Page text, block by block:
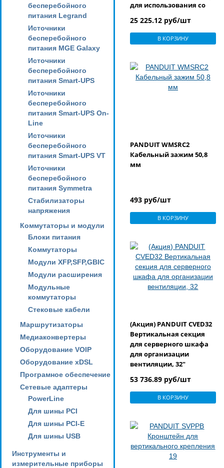
бесперебойного
питания Legrand
Источники
бесперебойного
питания MGE Galaxy
Источники
бесперебойного
питания Smart-UPS
Источники
бесперебойного
питания Smart-UPS On-
Line
Источники
бесперебойного
питания Smart-UPS VT
Источники
бесперебойного
питания Symmetra
Стабилизаторы
напряжения
Коммутаторы и модули
Блоки питания
Коммутаторы
Модули XFP,SFP,GBIC
Модули расширения
Модульные
коммутаторы
Стековые кабели
Маршрутизаторы
Медиаконвертеры
Оборудование VOIP
Оборудование xDSL
Програмное обеспечение
Сетевые адаптеры
PowerLine
Для шины PCI
Для шины PCI-E
Для шины USB
Инструменты и
измерительные приборы
для использования со
25 225.12 руб/шт
В КОРЗИНУ
PANDUIT WMSRC2
Кабельный зажим 50,8
мм
493 руб/шт
В КОРЗИНУ
(Акция) PANDUIT CVED32
Вертикальная секция
для серверного шкафа
для организации
вентиляции, 32"
53 736.89 руб/шт
В КОРЗИНУ